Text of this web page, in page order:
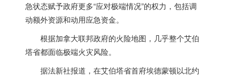
急状态赋予政府更多“应对极端情况”的权力，包括调
动额外资源和动用应急资金。
根据加拿大联邦政府的火险地图，几乎整个艾伯
塔省都面临极端火灾风险。
据法新社报道，在艾伯塔省首府埃德蒙顿以北约